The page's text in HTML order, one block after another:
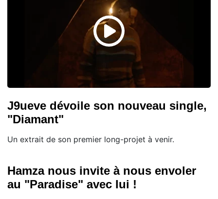
J9ueve dévoile son nouveau single,
"Diamant"
Un extrait de son premier long-projet à venir.
Hamza nous invite à nous envoler
au "Paradise" avec lui !